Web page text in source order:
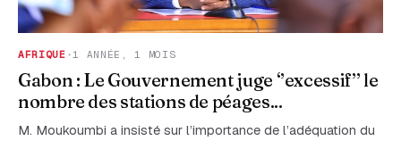
AFRIQUE ·1 ANNÉE, 1 MOIS
Gabon : Le Gouvernement juge ‘’excessif’’ le
nombre des stations de péages...
M. Moukoumbi a insisté sur l’importance de l’adéquation du